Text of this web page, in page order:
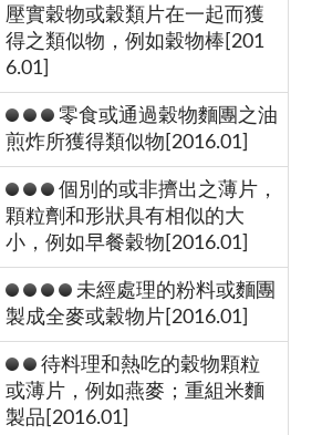
壓實穀物或穀類片在一起而獲
得之類似物，例如穀物棒[201
6.01]
零食或通過穀物麵團之油
煎炸所獲得類似物[2016.01]
個別的或非擠出之薄片，
顆粒劑和形狀具有相似的大
小，例如早餐穀物[2016.01]
未經處理的粉料或麵團
製成全麥或穀物片[2016.01]
待料理和熱吃的穀物顆粒
或薄片，例如燕麥；重組米麵
製品[2016.01]